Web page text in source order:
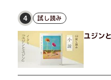
恵弥は、まるで影のような存
か？ そして、唄の歌詞「かた
は？ 謎めいたラストが鮮烈な
4 試し読み
ユジン